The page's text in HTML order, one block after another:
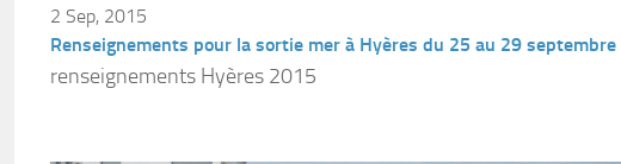
2 Sep, 2015
Renseignements pour la sortie mer à Hyères du 25 au 29 septembre
renseignements Hyères 2015